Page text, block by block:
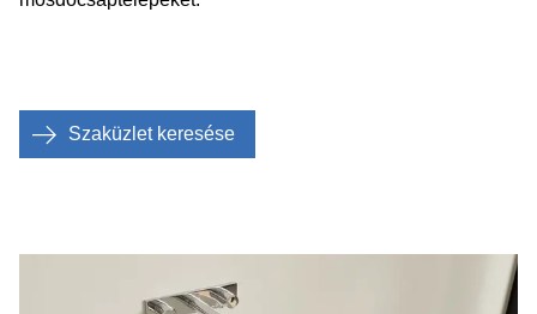
Szaküzlet keresése